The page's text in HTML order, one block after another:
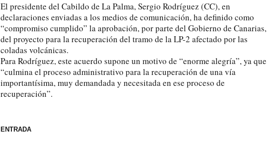
El presidente del Cabildo de La Palma, Sergio Rodríguez (CC), en
declaraciones enviadas a los medios de comunicación, ha definido como
“compromiso cumplido” la aprobación, por parte del Gobierno de Canarias,
del proyecto para la recuperación del tramo de la LP-2 afectado por las
coladas volcánicas.
Para Rodríguez, este acuerdo supone un motivo de “enorme alegría”, ya que
“culmina el proceso administrativo para la recuperación de una vía
importantísima, muy demandada y necesitada en ese proceso de
recuperación”.
ENTRADA